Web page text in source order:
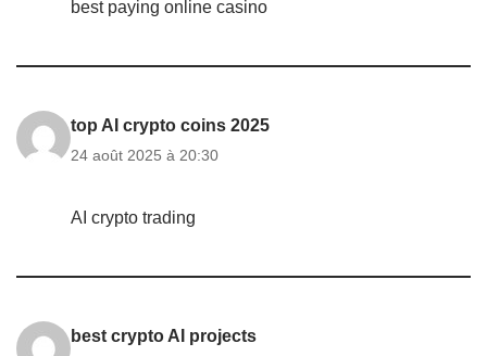
best paying online casino
top AI crypto coins 2025
24 août 2025 à 20:30
AI crypto trading
best crypto AI projects